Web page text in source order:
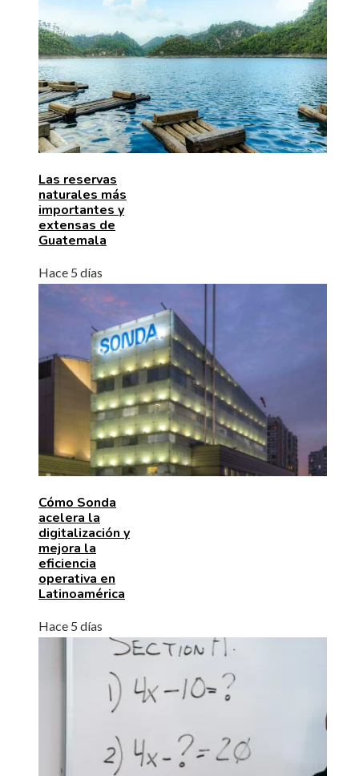
Las reservas
naturales más
importantes y
extensas de
Guatemala
Hace 5 días
Cómo Sonda
acelera la
digitalización y
mejora la
eficiencia
operativa en
Latinoamérica
Hace 5 días